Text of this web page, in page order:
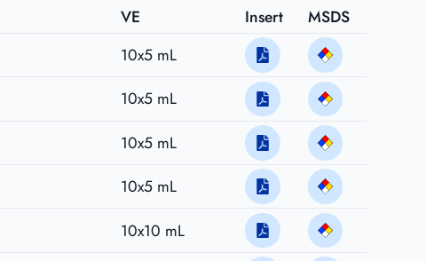
VE Insert
MSDS
10x5 mL
10x5 mL
10x5 mL
10x5 mL
10x10 mL